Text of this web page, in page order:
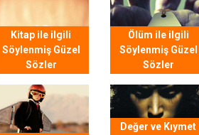
Kitap ile ilgili
Söylenmiş Güzel
Sözler
Ölüm ile ilgili
Söylenmiş Güzel
Sözler
Değer ve Kıymet